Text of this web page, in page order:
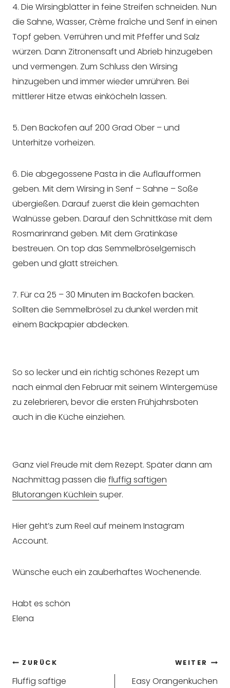
4. Die Wirsingblätter in feine Streifen schneiden. Nun
die Sahne, Wasser, Crème fraîche und Senf in einen
Topf geben. Verrühren und mit Pfeffer und Salz
würzen. Dann Zitronensaft und Abrieb hinzugeben
und vermengen. Zum Schluss den Wirsing
hinzugeben und immer wieder umrühren. Bei
mittlerer Hitze etwas einköcheln lassen.
5. Den Backofen auf 200 Grad Ober – und
Unterhitze vorheizen.
6. Die abgegossene Pasta in die Auflaufformen
geben. Mit dem Wirsing in Senf – Sahne – Soße
übergießen. Darauf zuerst die klein gemachten
Walnüsse geben. Darauf den Schnittkäse mit dem
Rosmarinrand geben. Mit dem Gratinkäse
bestreuen. On top das Semmelbröselgemisch
geben und glatt streichen.
7. Für ca 25 – 30 Minuten im Backofen backen.
Sollten die Semmelbrösel zu dunkel werden mit
einem Backpapier abdecken.
So so lecker und ein richtig schönes Rezept um
nach einmal den Februar mit seinem Wintergemüse
zu zelebrieren, bevor die ersten Frühjahrsboten
auch in die Küche einziehen.
Ganz viel Freude mit dem Rezept. Später dann am
Nachmittag passen die fluffig saftigen
Blutorangen Küchlein super.
Hier geht’s zum Reel auf meinem Instagram
Account.
Wünsche euch ein zauberhaftes Wochenende.
Habt es schön
Elena
Beitragsnavigation
ZURÜCK
Fluffig saftige
WEITER
Easy Orangenkuchen